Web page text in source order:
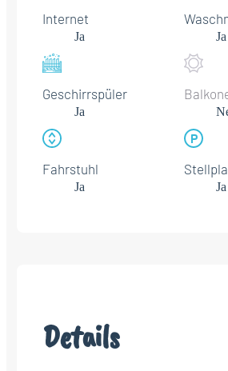
Internet
Ja Ja
Geschirrspüler
Ja
Fahrstuhl
Ja Ja
Details